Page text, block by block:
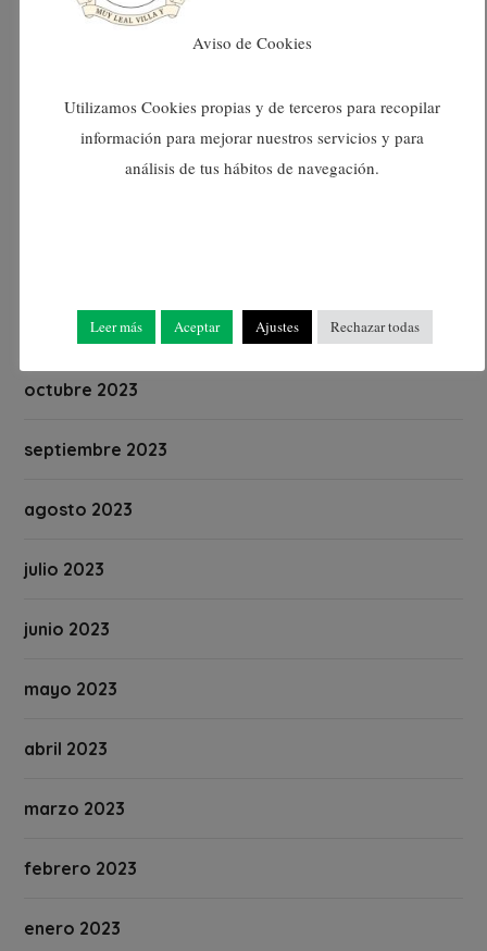
febrero 2024
noviembre 2023
octubre 2023
septiembre 2023
agosto 2023
julio 2023
junio 2023
mayo 2023
abril 2023
marzo 2023
febrero 2023
enero 2023
Aviso de Cookies
Utilizamos Cookies propias y de terceros para recopilar
información para mejorar nuestros servicios y para
análisis de tus hábitos de navegación.
Leer más Aceptar Ajustes Rechazar todas